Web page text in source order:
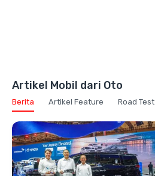
Artikel Mobil dari Oto
Berita Artikel Feature Road Test